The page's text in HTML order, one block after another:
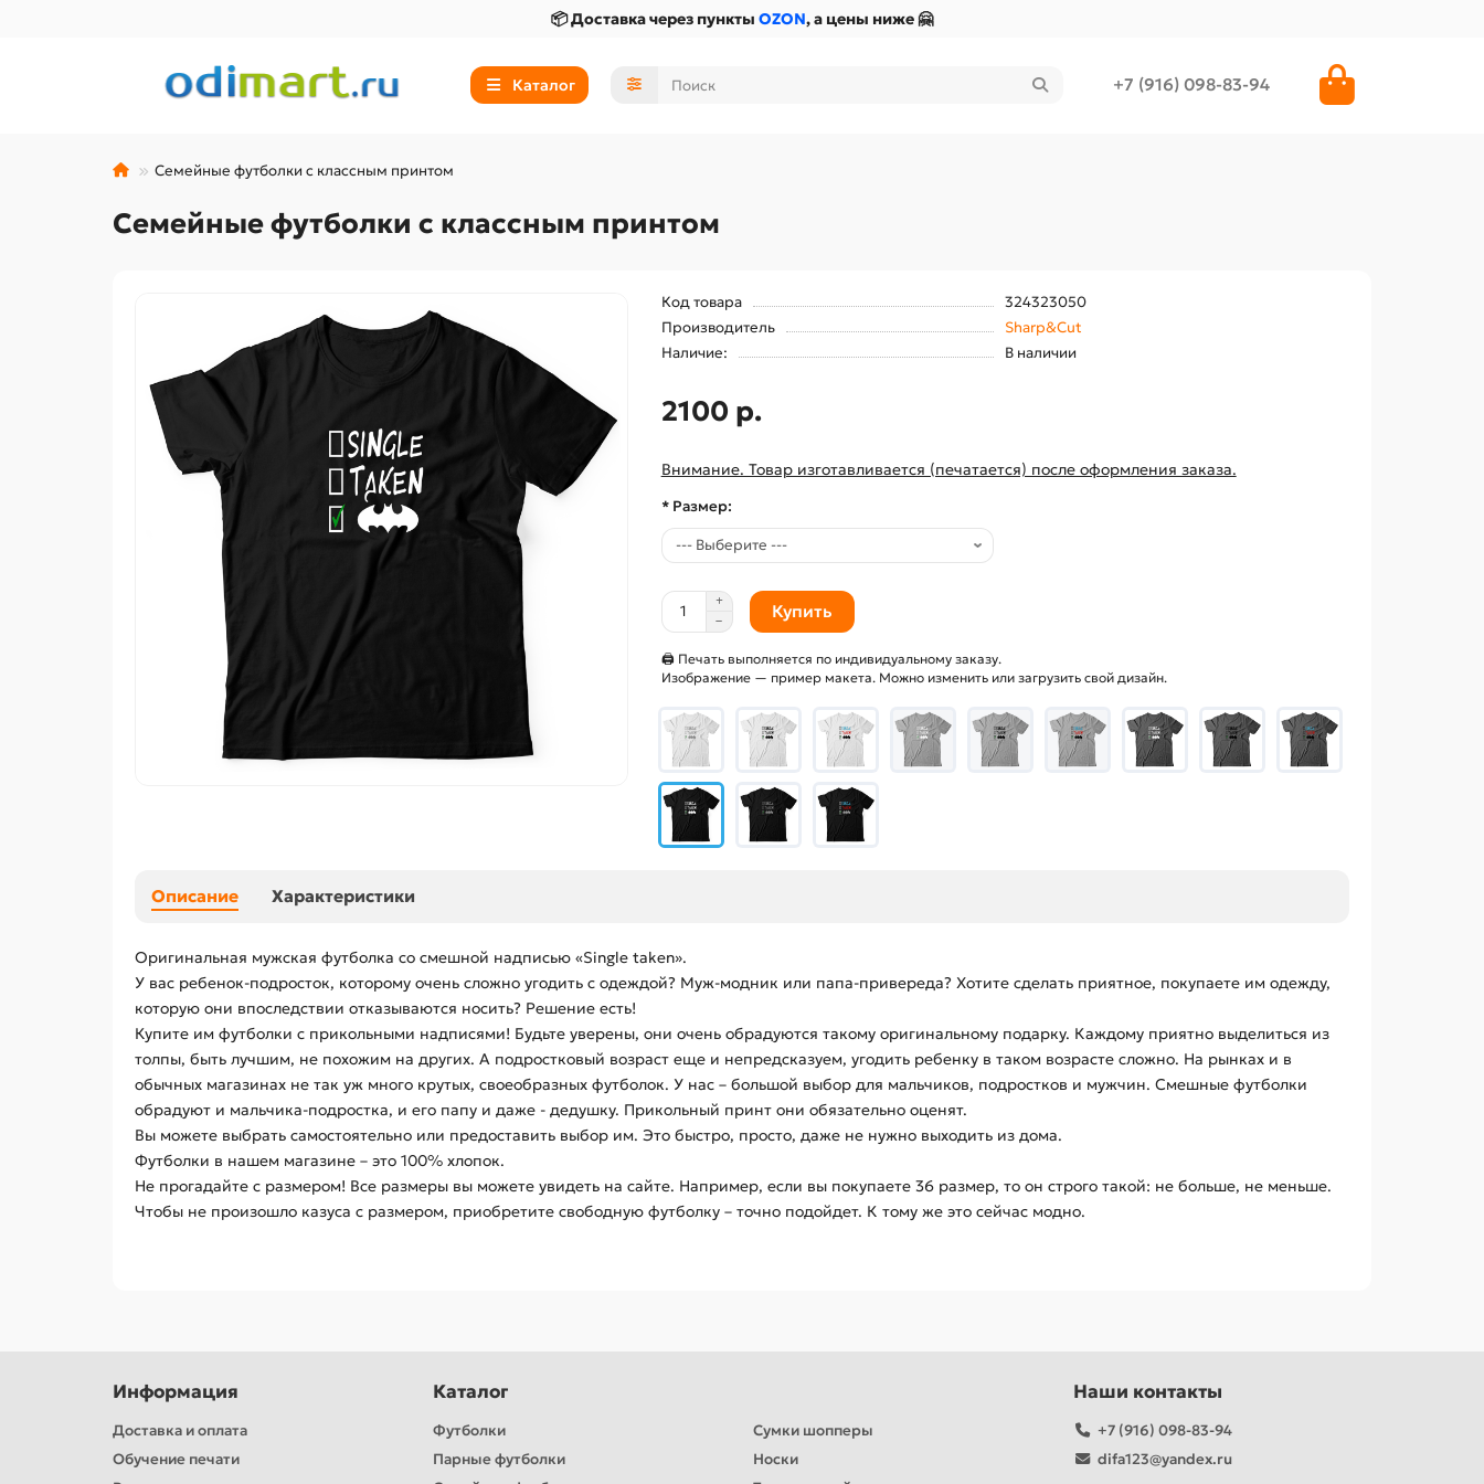
📦 Доставка через пункты OZON, а цены ниже 🤗
Каталог +7 (916) 098-83-94
Семейные футболки с классным принтом
Семейные футболки с классным принтом
Код товара
324323050
Производитель
Sharp&Cut
Наличие:
В наличии
2100 р.
Внимание. Товар изготавливается (печатается) после оформления заказа.
* Размер:
Купить
🖨 Печать выполняется по индивидуальному заказу.
Изображение — пример макета. Можно изменить или загрузить свой дизайн.
Описание Характеристики
Оригинальная мужская футболка со смешной надписью «Single taken».
У вас ребенок-подросток, которому очень сложно угодить с одеждой? Муж-модник или папа-привереда? Хотите сделать приятное, покупаете им одежду,
которую они впоследствии отказываются носить? Решение есть!
Купите им футболки с прикольными надписями! Будьте уверены, они очень обрадуются такому оригинальному подарку. Каждому приятно выделиться из
толпы, быть лучшим, не похожим на других. А подростковый возраст еще и непредсказуем, угодить ребенку в таком возрасте сложно. На рынках и в
обычных магазинах не так уж много крутых, своеобразных футболок. У нас – большой выбор для мальчиков, подростков и мужчин. Смешные футболки
обрадуют и мальчика-подростка, и его папу и даже - дедушку. Прикольный принт они обязательно оценят.
Вы можете выбрать самостоятельно или предоставить выбор им. Это быстро, просто, даже не нужно выходить из дома.
Футболки в нашем магазине – это 100% хлопок.
Не прогадайте с размером! Все размеры вы можете увидеть на сайте. Например, если вы покупаете 36 размер, то он строго такой: не больше, не меньше.
Чтобы не произошло казуса с размером, приобретите свободную футболку – точно подойдет. К тому же это сейчас модно.
Информация
Доставка и оплата
Обучение печати
Каталог
Футболки
Парные футболки
Сумки шопперы
Носки
Наши контакты
+7 (916) 098-83-94
difa123@yandex.ru